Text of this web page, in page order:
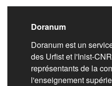
Liens
Doranum
Doranum est un
des Urfist et l'Inist-
représentants de la
l'enseignement